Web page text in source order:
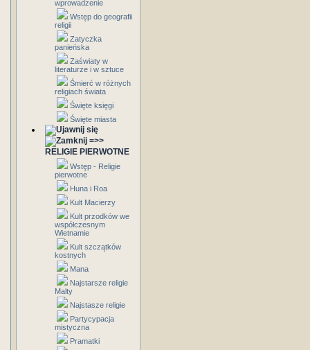
wprowadzenie
Wstęp do geografii
religii
Zatyczka
panieńska
Zaświaty w
literaturze i w sztuce
Śmierć w różnych
religiach świata
Święte księgi
Święte miasta
=>>
RELIGIE PIERWOTNE
Wstęp - Religie
pierwotne
Huna i Roa
Kult Macierzy
Kult przodków we
współczesnym
Wietnamie
Kult szczątków
kostnych
Mana
Najstarsze religie
Malty
Najstasze religie
Partycypacja
mistyczna
Pramatki